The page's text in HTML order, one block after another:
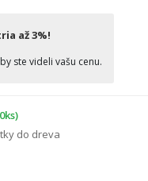
až 3%!
ste videli vašu cenu.
do dreva